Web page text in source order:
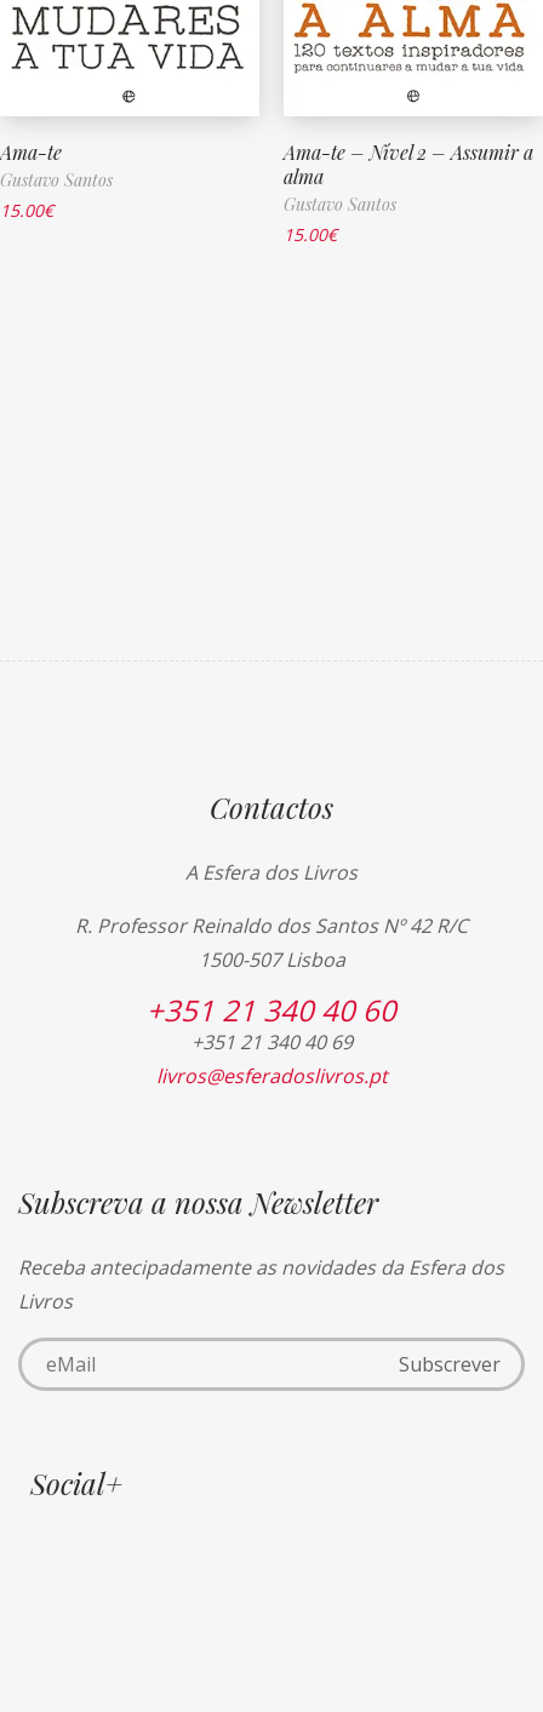
Ama-te
Gustavo Santos
15.00€
Ama-te – Nível 2 – Assumir a
alma
Gustavo Santos
15.00€
Contactos
A Esfera dos Livros
R. Professor Reinaldo dos Santos Nº 42 R/C
1500-507 Lisboa
+351 21 340 40 60
+351 21 340 40 69
livros@esferadoslivros.pt
Subscreva a nossa Newsletter
Receba antecipadamente as novidades da Esfera dos
Livros
Social+